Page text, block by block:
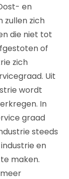
en
zullen zich
die niet tot
of
zich
Uit
wordt
In
graad
steeds
en
maken.